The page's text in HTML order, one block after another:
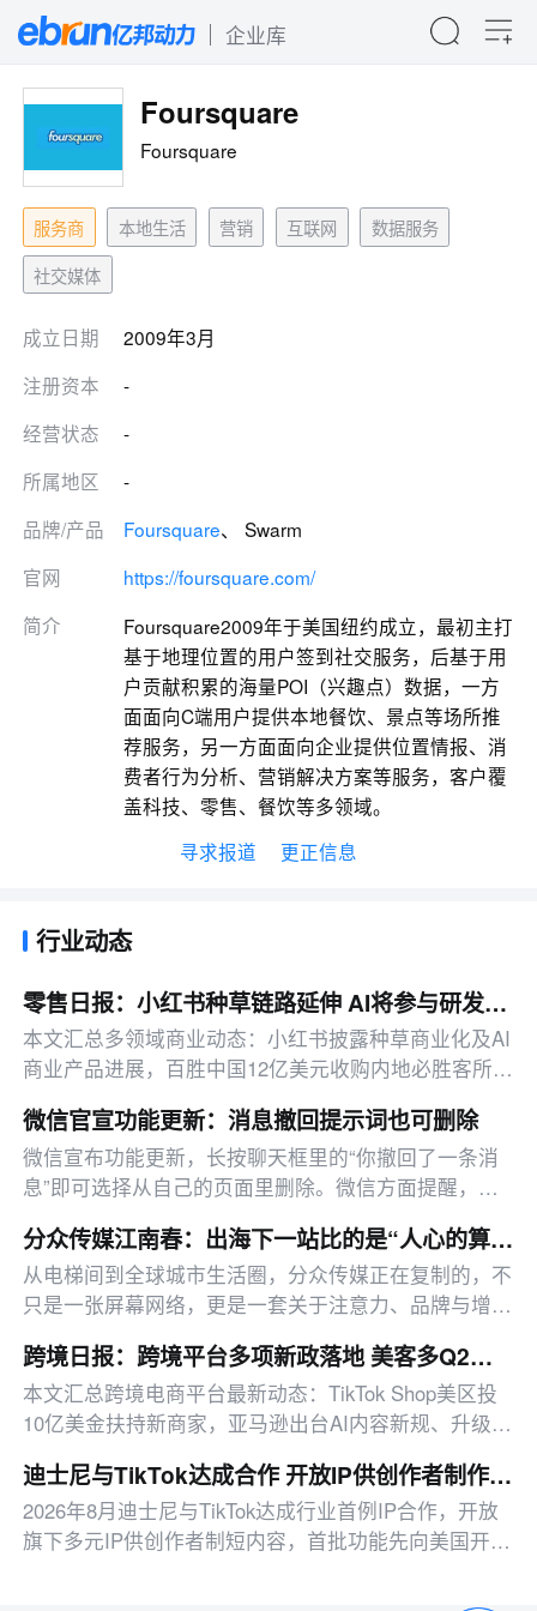
企业库
Foursquare
Foursquare
服务商 本地生活 营销 互联网
数据服务
社交媒体
成立日期
2009年3月
注册资本
-
经营状态
-
所属地区
-
品牌/产品
Foursquare、 Swarm
官网
https://foursquare.com/
简介
Foursquare2009年于美国纽约成立，最初主打
基于地理位置的用户签到社交服务，后基于用
户贡献积累的海量POI（兴趣点）数据，一方
面面向C端用户提供本地餐饮、景点等场所推
荐服务，另一方面面向企业提供位置情报、消
费者行为分析、营销解决方案等服务，客户覆
盖科技、零售、餐饮等多领域。
寻求报道
更正信息
行业动态
零售日报：小红书种草链路延伸 AI将参与研发投放决策
本文汇总多领域商业动态：小红书披露种草商业化及AI
商业产品进展，百胜中国12亿美元收购内地必胜客所有
店、咖啡机器人赛道布局、微信功能更新、快手818活
动启动等消息。
微信官宣功能更新：消息撤回提示词也可删除
微信宣布功能更新，长按聊天框里的“你撤回了一条消
息”即可选择从自己的页面里删除。微信方面提醒，这
依然会存在
分众传媒江南春：出海下一站比的是“人心的算法”
从电梯间到全球城市生活圈，分众传媒正在复制的，不
只是一张屏幕网络，更是一套关于注意力、品牌与增长
跨境日报：跨境平台多项新政落地 美客多Q2营收同比增50%
本文汇总跨境电商平台最新动态：TikTok Shop美区投
10亿美金扶持新商家，亚马逊出台AI内容新规、升级卖
迪士尼与TikTok达成合作 开放IP供创作者制作短视频
2026年8月迪士尼与TikTok达成行业首例IP合作，开放
旗下多元IP供创作者制短内容，首批功能先向美国开